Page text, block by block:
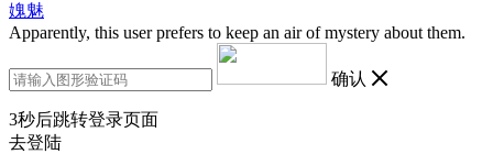
媿魅
Apparently, this user prefers to keep an air of mystery about them.
确认
3秒后跳转登录页面
去登陆